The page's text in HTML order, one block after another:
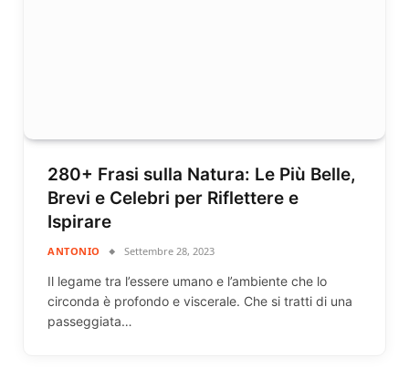
280+ Frasi sulla Natura: Le Più Belle,
Brevi e Celebri per Riflettere e
Ispirare
ANTONIO Settembre 28, 2023
Il legame tra l’essere umano e l’ambiente che lo
circonda è profondo e viscerale. Che si tratti di una
passeggiata…